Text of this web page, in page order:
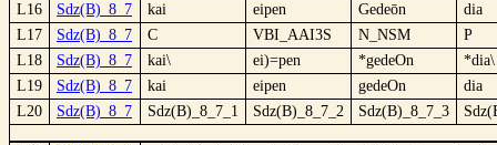
L16
Sdz(B)_8_7 kai eipen Gedeōn
dia
L17
Sdz(B)_8_7 C VBI_AAI3S N_NSM
P
L18
Sdz(B)_8_7 kai\ ei)=pen *gedeOn
*dia\
L19
Sdz(B)_8_7 kai eipen gedeOn
dia
L20
Sdz(B)_8_7 Sdz(B)_8_7_1 Sdz(B)_8_7_2 Sdz(B)_8_7_3